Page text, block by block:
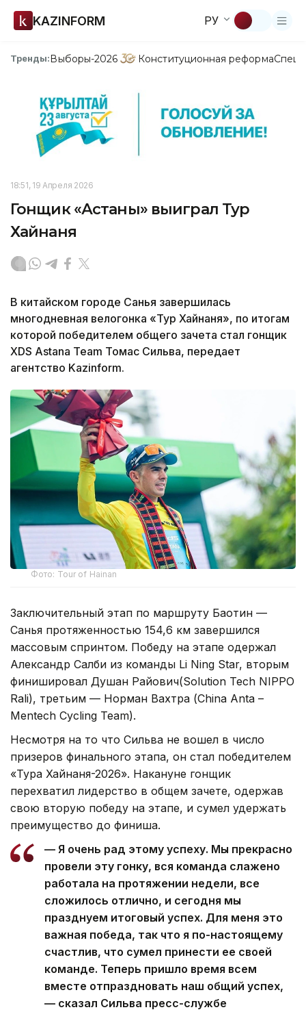
KAZINFORM РУ
Тренды:Выборы-2026 Конституционная реформа
18:51, 19 Апреля 2026
Гонщик «Астаны» выиграл Тур
Хайнаня
В китайском городе Санья завершилась
многодневная велогонка «Тур Хайнаня», по итогам
которой победителем общего зачета стал гонщик
XDS Astana Team Томас Сильва, передает
агентство Kazinform.
Фото: Tour of Hainan
Заключительный этап по маршруту Баотин —
Санья протяженностью 154,6 км завершился
массовым спринтом. Победу на этапе одержал
Александр Салби из команды Li Ning Star, вторым
финишировал Душан Райович(Solution Tech NIPPO
Rali), третьим — Норман Вахтра (China Anta –
Mentech Cycling Team).
Несмотря на то что Сильва не вошел в число
призеров финального этапа, он стал победителем
«Тура Хайнаня-2026». Накануне гонщик
перехватил лидерство в общем зачете, одержав
свою вторую победу на этапе, и сумел удержать
преимущество до финиша.
— Я очень рад этому успеху. Мы прекрасно
провели эту гонку, вся команда слажено
работала на протяжении недели, все
сложилось отлично, и сегодня мы
празднуем итоговый успех. Для меня это
важная победа, так что я по-настоящему
счастлив, что сумел принести ее своей
команде. Теперь пришло время всем
вместе отпраздновать наш общий успех,
— сказал Сильва пресс-службе